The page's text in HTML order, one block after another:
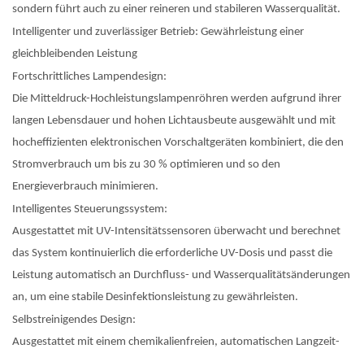
sondern führt auch zu einer reineren und stabileren Wasserqualität.
Intelligenter und zuverlässiger Betrieb: Gewährleistung einer
gleichbleibenden Leistung
Fortschrittliches Lampendesign:
Die Mitteldruck-Hochleistungslampenröhren werden aufgrund ihrer
langen Lebensdauer und hohen Lichtausbeute ausgewählt und mit
hocheffizienten elektronischen Vorschaltgeräten kombiniert, die den
Stromverbrauch um bis zu 30 % optimieren und so den
Energieverbrauch minimieren.
Intelligentes Steuerungssystem:
Ausgestattet mit UV-Intensitätssensoren überwacht und berechnet
das System kontinuierlich die erforderliche UV-Dosis und passt die
Leistung automatisch an Durchfluss- und Wasserqualitätsänderungen
an, um eine stabile Desinfektionsleistung zu gewährleisten.
Selbstreinigendes Design:
Ausgestattet mit einem chemikalienfreien, automatischen Langzeit-